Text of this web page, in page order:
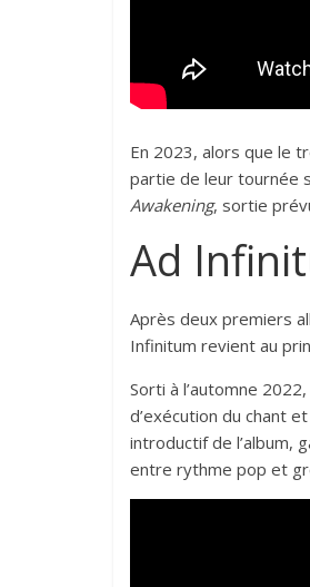
En 2023, alors que le
partie de leur tournée
Awakening, sortie
Ad
Après deux premiers
Infinitum revient au
Sorti à l’automne
d’exécution du chant
introductif de l’album,
entre rythme pop et